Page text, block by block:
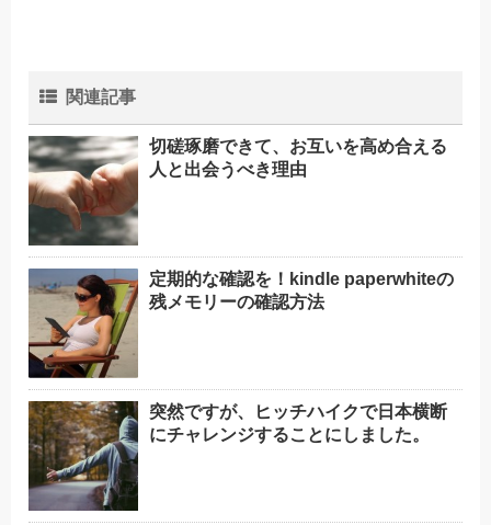
関連記事
切磋琢磨できて、お互いを高め合える
人と出会うべき理由
定期的な確認を！kindle paperwhiteの
残メモリーの確認方法
突然ですが、ヒッチハイクで日本横断
にチャレンジすることにしました。